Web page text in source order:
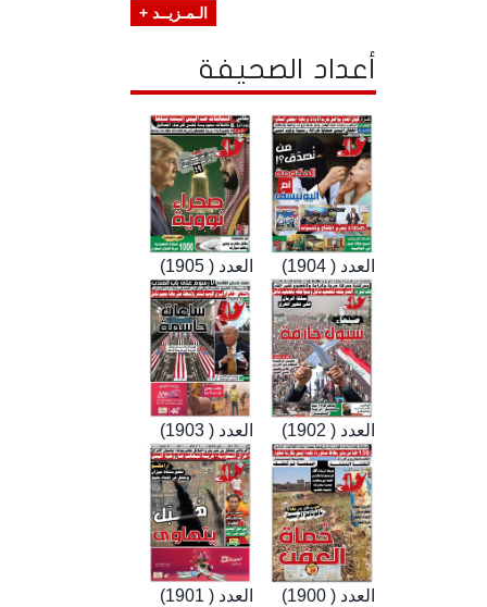
الـمـزيــد +
أعداد الصحيفة
العدد ( 1905) العدد ( 1904)
العدد ( 1903) العدد ( 1902)
العدد ( 1901) العدد ( 1900)